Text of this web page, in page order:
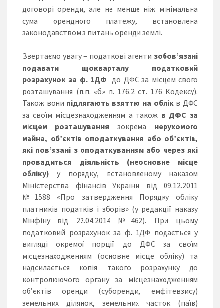
договорі оренди, але не менше ніж мінімальна
сума орендного платежу, встановлена
законодавством з питань оренди землі.
Звертаємо увагу – податкові агенти зобов’язані
подавати щокварталу
податковий
розрахунок за ф. 1ДФ до ДФС за місцем свого
розташування (п.п. «б» п. 176.2 ст. 176 Кодексу).
Також вони підлягають взяттю на облік в ДФС
за своїм місцезнаходженням а також в ДФС за
місцем розташування зокрема нерухомого
майна, об’єктів оподаткування або об’єктів,
які пов’язані з оподаткуванням або через які
провадиться діяльність (неосновне місце
обліку) у порядку, встановленому наказом
Міністерства фінансів України від 09.12.2011
№1588 «Про затвердження Порядку обліку
платників податків і зборів» (у редакції наказу
Мінфіну від 22.04.2014 №462). При цьому
податковий розрахунок за ф. 1ДФ подається у
вигляді окремої порції до ДФС за своїм
місцезнаходженням (основне місце обліку) та
надсилається копія такого розрахунку до
контролюючого органу за місцезнаходженням
об’єктів оренди (суборенди, емфітевзису)
земельних ділянок, земельних часток (паїв)